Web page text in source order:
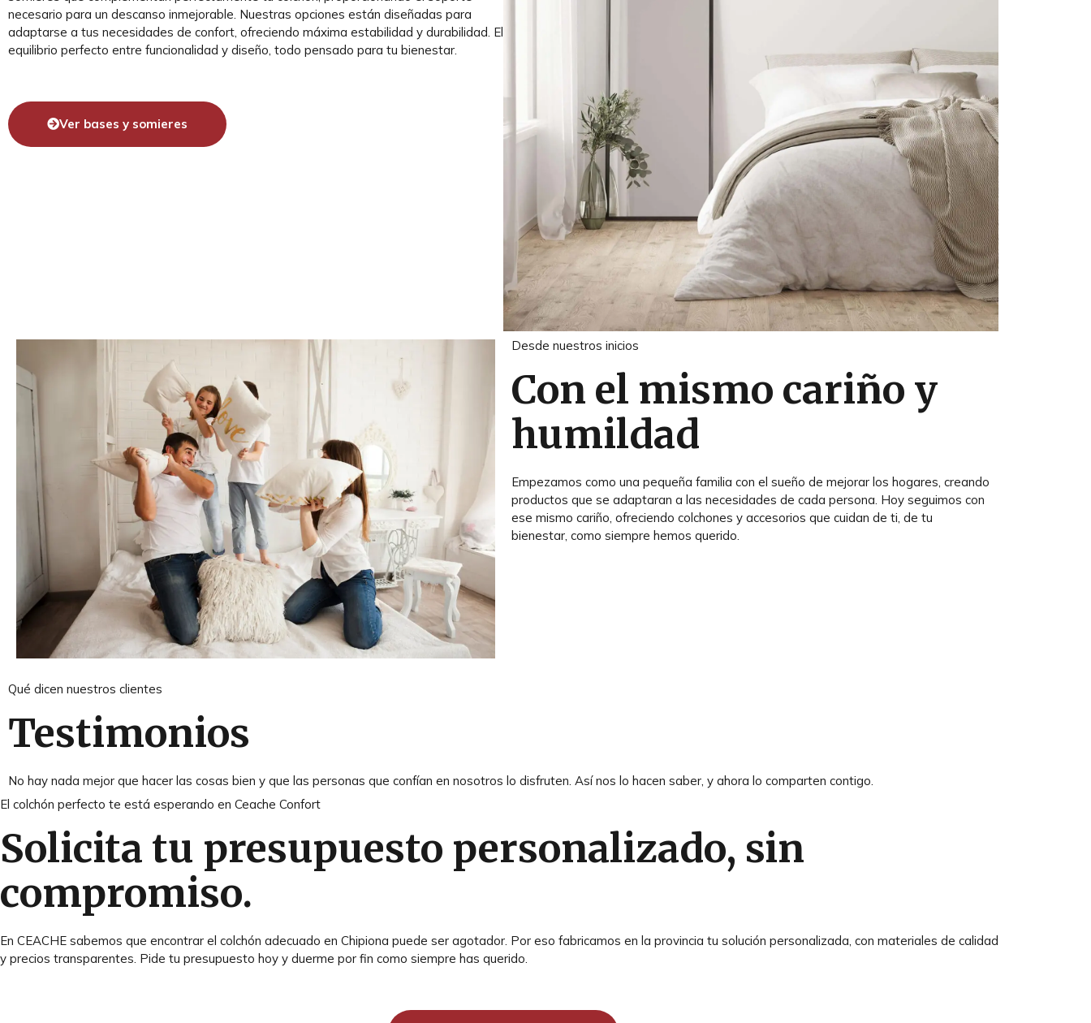
necesario para un descanso inmejorable. Nuestras opciones están diseñadas para
adaptarse a tus necesidades de confort, ofreciendo máxima estabilidad y durabilidad. El
equilibrio perfecto entre funcionalidad y diseño, todo pensado para tu bienestar.
Ver bases y somieres
Desde nuestros inicios
Con el mismo cariño y
humildad
Empezamos como una pequeña familia con el sueño de mejorar los hogares, creando
productos que se adaptaran a las necesidades de cada persona. Hoy seguimos con
ese mismo cariño, ofreciendo colchones y accesorios que cuidan de ti, de tu
bienestar, como siempre hemos querido.
Qué dicen nuestros clientes
Testimonios
No hay nada mejor que hacer las cosas bien y que las personas que confían en nosotros lo disfruten. Así nos lo hacen saber, y ahora lo comparten contigo.
El colchón perfecto te está esperando en Ceache Confort
Solicita tu presupuesto personalizado, sin
compromiso.
En CEACHE sabemos que encontrar el colchón adecuado en Chipiona puede ser agotador. Por eso fabricamos en la provincia tu solución personalizada, con materiales de calidad
y precios transparentes. Pide tu presupuesto hoy y duerme por fin como siempre has querido.